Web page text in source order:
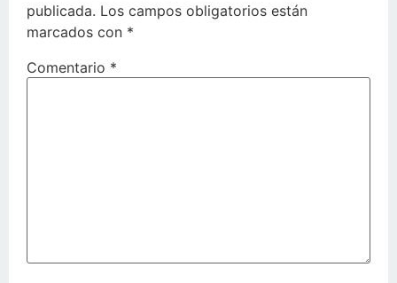
publicada. Los campos obligatorios están
marcados con *
Comentario *